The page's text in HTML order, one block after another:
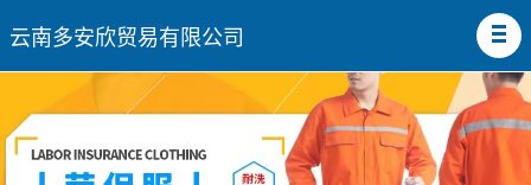
云南多安欣贸易有限公司